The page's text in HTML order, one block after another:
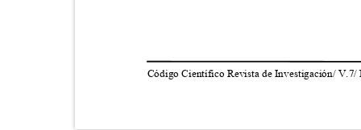
Código Científico Revista de Investigación/